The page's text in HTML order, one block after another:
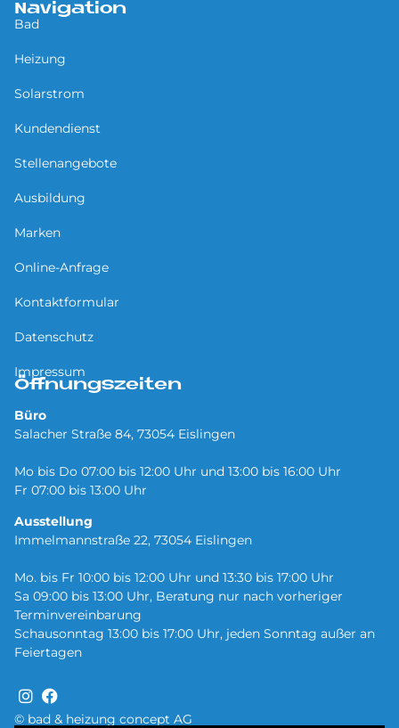
© bad & heizung concept AG
Navigation
Bad
Heizung
Solarstrom
Kundendienst
Stellenangebote
Ausbildung
Marken
Online-Anfrage
Kontaktformular
Datenschutz
Impressum
Öffnungszeiten
Büro
Salacher Straße 84, 73054 Eislingen
Mo bis Do 07:00 bis 12:00 Uhr und 13:00 bis 16:00 Uhr
Fr 07:00 bis 13:00 Uhr
Ausstellung
Immelmannstraße 22, 73054 Eislingen
Mo. bis Fr 10:00 bis 12:00 Uhr und 13:30 bis 17:00 Uhr
Sa 09:00 bis 13:00 Uhr, Beratung nur nach vorheriger
Terminvereinbarung
Schausonntag 13:00 bis 17:00 Uhr, jeden Sonntag außer an
Feiertagen